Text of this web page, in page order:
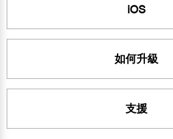
iOS
如何升級
支援